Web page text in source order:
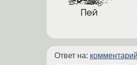
Ответ на: комментарий